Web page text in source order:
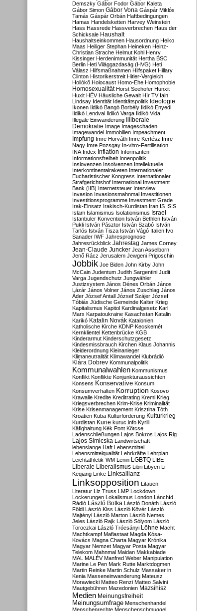
Demszky Gábor Fodor Gábor Kaleta
Gábor Simon Gábor Vona Gáspár Miklós
Tamás Gáspár Orbán Haftbedingungen
Hamas Handelsketten Harvey Weinstein
Hass Hassrede Hassverbrechen Haus der
Schicksale Haushalt
Haushaltseinkommen Hausordnung Heiko
Maas Heiliger Stephan Heineken Heinz-
Christian Strache Helmut Kohl Henry
Kissinger Herdenimmunität Hertha BSC
Berlin Heti Világgazdaság (HVG) Heti
Válasz Hilfsmaßnahmen Hilfspaket Hillary
Clinton Historikerstreit Hitler-Vergleich
Hollókő Holocaust Homo-Ehe Homophobie
Homosexualität Horst Seehofer Hunxit
Huxit HÉV Häusliche Gewalt Hír TV Iain
Lindsay Identität Identitätspolitik Ideologie
Ikonen Ildikó Bangó Borbély Ildikó Enyedi
Ildikó Lendvai Ildikó Varga Ildikó Vida
Illegale Einwanderung Illiberale
Demokratie Image Imageschaden
Imagewandel Immobilien Impeachment
Impfung Imre Horváth Imre Kertész Imre
Nagy Imre Pozsgay In-vitro-Fertilisation
INA Index Inflation Informanten
Informationsfreiheit Innenpolitik
Inslovenzen Insolvenzen Intellektuelle
Interkontinentalraketen Internationaler
Eucharistischer Kongress Internationaler
Strafgerichtshof International Investment
Bank (IIB) Internetsteuer Interview
Invasion Invasionsmahnmal Investitionen
Investitionsprogramme Investment Grade
Irak-Einsatz Irakisch-Kurdistan Iran IS ISIS
Islam Islamismus Isolationismus Israel
Istanbuler Konvention István Bethlen István
Pukli István Pásztor István Szabó István
Tarlós István Tisza István Vágó Italien Ivo
Sanader IWF Jahresprognose
Jahresrückblick Jahrestag James Corney
Jean-Claude Juncker Jean Asselborn
Jenő Rácz Jerusalem Jewgeni Prigoschin
Jobbik Joe Biden John Kirby John
McCain Judentum Judith Sargentini Judit
Varga Jugendschutz Jungwähler
Justizsystem János Dénes Orbán János
Lázár János Volner János Zuschlag János
Áder József Antall József Szájer József
Tóbiás Jüdische Gemeinde Kalter Krieg
Kapitalismus Kapitol Kardinalgesetz Karl
Marx Karpatoukraine Kasachstan Katalin
Karikó Katalin Novák Katalonien
Katholische Kirche KDNP Kecskemét
Kernklientel Kettenbrücke KGB
Kinderarmut Kinderschutzgesetz
Kindesmissbrauch Kirchen Klaus Johannis
Kleiderordnung Kleinanleger
Klimaneutralität Klimawandel Klubrádió
Klára Dobrev Kommunalpolitik
Kommunalwahlen Kommunismus
Konflikt Konflikte Konjunkturaussichten
Konsens Konservative Konsum
Konsumverhalten Korruption Kosovo
Krawalle Kredite Kreditrating Kreml Krieg
Kriegsverbrechen Krim-Krise Kriminalität
Krise Krisenmanagement Krisztina Tóth
Kroatien Kuba Kulturförderung Kulturkrieg
Kurdistan Kurie kuruc.info Kyrill
Käfighaltung Kék Pont Kötcse
Ladenschließungen Lajos Bokros Lajos Rig
Lajos Simicska Landwirtschaft
lebenslange Haft Lebensmittel
Lebensmittelqualität Lehrkräfte Lehrplan
Leichtathletik-WM Lenin LGBTQ LIBE
Liberale Liberalismus Libri Libyen Li
Keqiang Linke Linksallianz
Linksopposition Litauen
Literatur Liz Truss LMP Lockdown
Lockerungen Lokalismus London Lánchíd
Rádió
László Botka László Donáth László
Földi László Kiss László Kövér László
Majtényi László Marton László Nemes
Jeles László Rajk László Sólyom László
Toroczkai László Trócsányi Löhne Macht
Machtkampf Mafiastaat Magda Kósa-
Kovács Magna Charta Magyar Krónika
Magyar Nemzet Magyar Posta Magyar
Telekom Mahnmal Maidan Makkabiade
MAL MALÉV Manfred Weber Manipulation
Marine Le Pen Mark Rutte Marktdogmen
Martin Reinke Martin Schulz Massaker in
Kenia Masseneinwanderung Mateusz
Morawiecki Matteo Renzi Matteo Salvini
Mautgebühren Mazedonien Mazsihisz
Medien Meinungsfreiheit
Meinungsumfrage Menschenhandel
Menschenrechte Menschenschmuggel